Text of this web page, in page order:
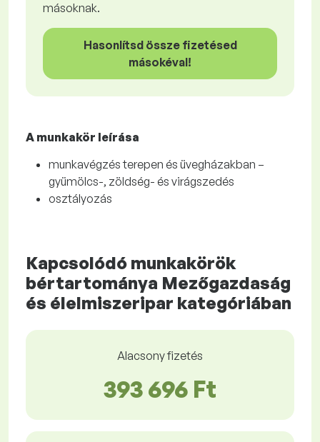
másoknak.
Hasonlítsd össze fizetésed
másokéval!
A munkakör leírása
munkavégzés terepen és üvegházakban –
gyümölcs-, zöldség- és virágszedés
osztályozás
Kapcsolódó munkakörök
bértartománya Mezőgazdaság
és élelmiszeripar kategóriában
Alacsony fizetés
393 696 Ft